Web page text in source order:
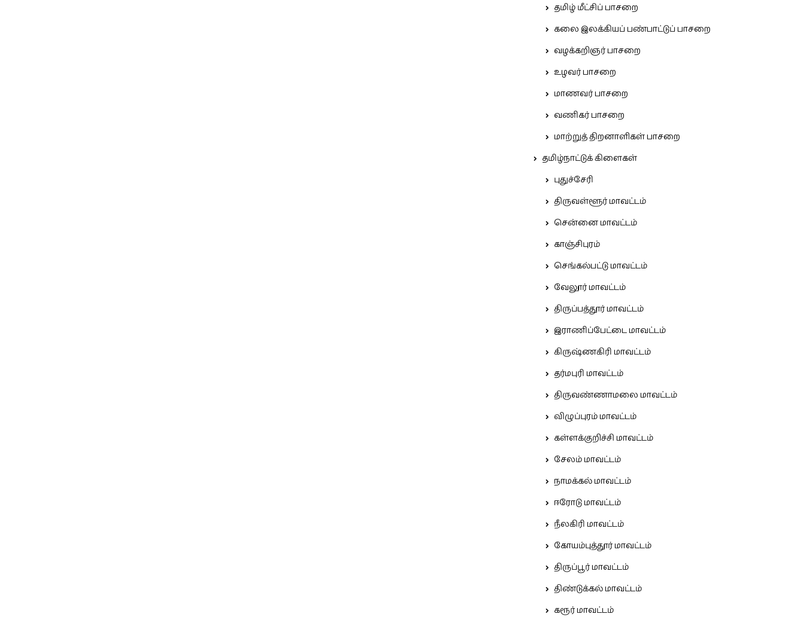
தமிழ் மீட்சிப் பாசறை
கலை இலக்கியப் பண்பாட்டுப் பாசறை
வழக்கறிஞர் பாசறை
உழவர் பாசறை
மாணவர் பாசறை
வணிகர் பாசறை
மாற்றுத் திறனாளிகள் பாசறை
தமிழ்நாட்டுக் கிளைகள்
புதுச்சேரி
திருவள்ளூர் மாவட்டம்
சென்னை மாவட்டம்
காஞ்சிபுரம்
செங்கல்பட்டு மாவட்டம்
வேலூர் மாவட்டம்
திருப்பத்தூர் மாவட்டம்
இராணிப்பேட்டை மாவட்டம்
கிருஷ்ணகிரி மாவட்டம்
தர்மபுரி மாவட்டம்
திருவண்ணாமலை மாவட்டம்
விழுப்புரம் மாவட்டம்
கள்ளக்குறிச்சி மாவட்டம்
சேலம் மாவட்டம்
நாமக்கல் மாவட்டம்
ஈரோடு மாவட்டம்
நீலகிரி மாவட்டம்
கோயம்புத்தூர் மாவட்டம்
திருப்பூர் மாவட்டம்
திண்டுக்கல் மாவட்டம்
கரூர் மாவட்டம்